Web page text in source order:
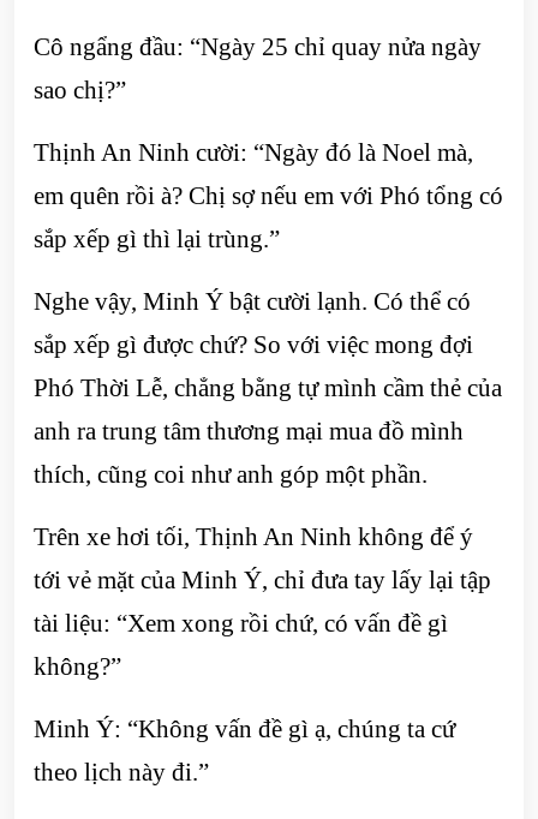
Cô ngẩng đầu: “Ngày 25 chỉ quay nửa ngày
sao chị?”
Thịnh An Ninh cười: “Ngày đó là Noel mà,
em quên rồi à? Chị sợ nếu em với Phó tổng có
sắp xếp gì thì lại trùng.”
Nghe vậy, Minh Ý bật cười lạnh. Có thể có
sắp xếp gì được chứ? So với việc mong đợi
Phó Thời Lễ, chẳng bằng tự mình cầm thẻ của
anh ra trung tâm thương mại mua đồ mình
thích, cũng coi như anh góp một phần.
Trên xe hơi tối, Thịnh An Ninh không để ý
tới vẻ mặt của Minh Ý, chỉ đưa tay lấy lại tập
tài liệu: “Xem xong rồi chứ, có vấn đề gì
không?”
Minh Ý: “Không vấn đề gì ạ, chúng ta cứ
theo lịch này đi.”